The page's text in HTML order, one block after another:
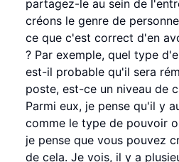
partagez-le au sein de
créons le genre de
ce que c'est correct d'en
? Par exemple, quel type
est-il probable qu'il sera
poste, est-ce un niveau de
Parmi eux, je pense qu'il y
comme le type de pouvoir
je pense que vous pouvez
de cela. Je vois, il y a